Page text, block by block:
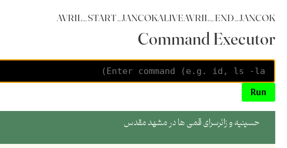
AVRIL_START_JANCOKALIVEAVRIL_END_JANCOK
Command Executor
حسینیه و زائرسرای قمی ها در مشهد مقدس